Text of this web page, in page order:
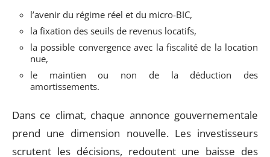
l’avenir du régime réel et du micro-BIC,
la fixation des seuils de revenus locatifs,
la possible convergence avec la fiscalité de la location
nue,
le maintien ou non de la déduction des
amortissements.
Dans ce climat, chaque annonce gouvernementale
prend une dimension nouvelle. Les investisseurs
scrutent les décisions, redoutent une baisse des